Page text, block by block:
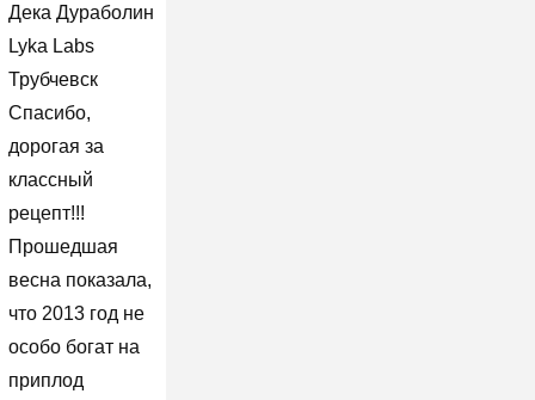
Дека Дураболин
Lyka Labs
Трубчевск
Спасибо,
дорогая за
классный
рецепт!!!
Прошедшая
весна показала,
что 2013 год не
особо богат на
приплод